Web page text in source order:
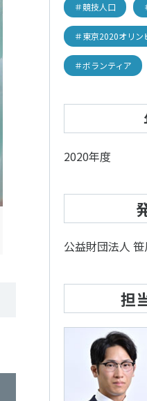
メディア運営方針
＃競技人口
＃東京2020オリン
＃ボランティア
2020年度
公益財団法人
担